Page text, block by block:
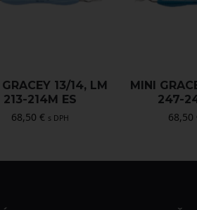
13/14, LM
213-214M ES
68,50€ s DPH
MINI
247-
68,50